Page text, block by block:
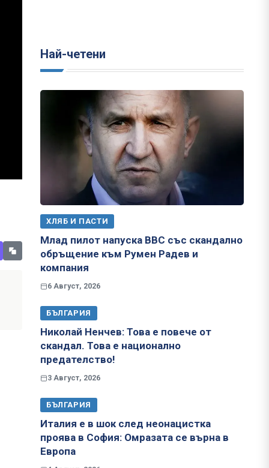
Най-четени
ХЛЯБ И ПАСТИ
Млад пилот напуска ВВС със скандално
обръщение към Румен Радев и
компания
6 Август, 2026
БЪЛГАРИЯ
Николай Ненчев: Това е повече от
скандал. Това е национално
предателство!
3 Август, 2026
БЪЛГАРИЯ
Италия е в шок след неонацистка
проява в София: Омразата се върна в
Европа